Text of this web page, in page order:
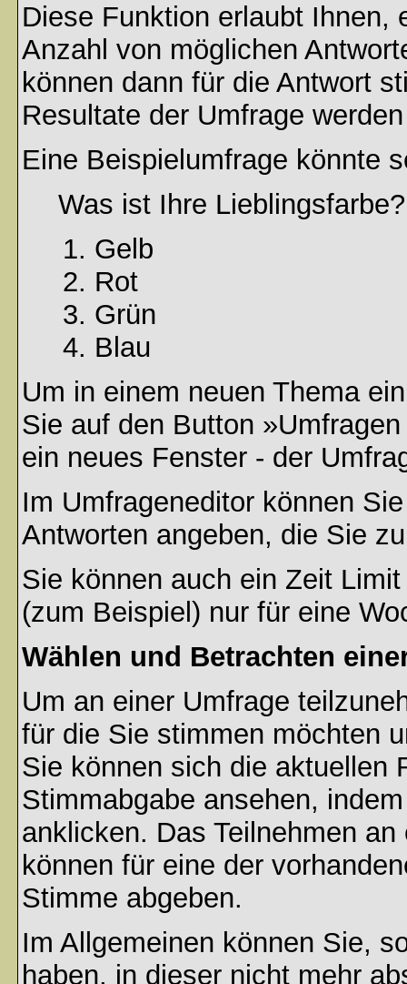
Diese Funktion erlaubt Ihnen,
Anzahl von möglichen
können dann für die Antwort
Resultate der Umfrage
Eine Beispielumfrage könnte
Was ist Ihre Lieblingsfarbe?
Gelb
Rot
Grün
Blau
Um in einem neuen Thema
Sie auf den Button
ein neues Fenster - der
Im Umfrageneditor können
Antworten angeben, die Sie
Sie können auch ein Zeit
(zum Beispiel) nur für eine
Wählen und Betrachten
Um an einer Umfrage
für die Sie stimmen möchten
Sie können sich die aktuellen
Stimmabgabe ansehen,
anklicken. Das Teilnehmen
können für eine der
Stimme abgeben.
Im Allgemeinen können Sie,
haben, in dieser nicht mehr